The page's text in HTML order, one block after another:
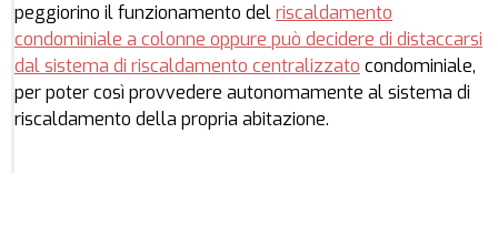
peggiorino il funzionamento delriscaldamento
condominiale a colonne oppure può decidere di distaccarsi
dal sistema di riscaldamento centralizzato condominiale,
per poter così provvedere autonomamente al sistema di
riscaldamento della propria abitazione.